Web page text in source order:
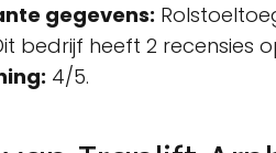
gegevens:
bedrijf heeft 2 recensies
4/5.